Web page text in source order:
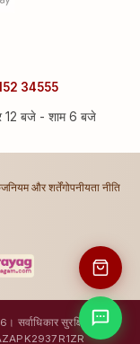
34555
12 बजे - शाम 6 बजे
नियम और शर्तेंगोपनीयता नीति
सर्वाधिकार सुरक्षित।